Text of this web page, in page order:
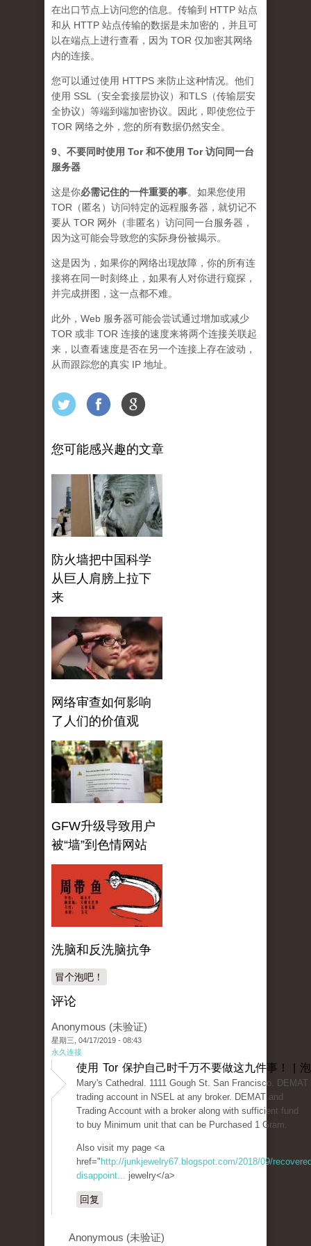
在出口节点上访问您的信息。传输到 HTTP 站点
和从 HTTP 站点传输的数据是未加密的，并且可
以在端点上进行查看，因为 TOR 仅加密其网络
内的连接。
您可以通过使用 HTTPS 来防止这种情况。他们
使用 SSL（安全套接层协议）和TLS（传输层安
全协议）等端到端加密协议。因此，即使您位于
TOR 网络之外，您的所有数据仍然安全。
9、不要同时使用 Tor 和不使用 Tor 访问同一台
服务器
这是你必需记住的一件重要的事。如果您使用
TOR（匿名）访问特定的远程服务器，就切记不
要从 TOR 网外（非匿名）访问同一台服务器，
因为这可能会导致您的实际身份被揭示。
这是因为，如果你的网络出现故障，你的所有连
接将在同一时刻终止，如果有人对你进行窥探，
并完成拼图，这一点都不难。
此外，Web 服务器可能会尝试通过增加或减少
TOR 或非 TOR 连接的速度来将两个连接关联起
来，以查看速度是否在另一个连接上存在波动，
从而跟踪您的真实 IP 地址。
您可能感兴趣的文章
防火墙把中国科学
从巨人肩膀上拉下
来
网络审查如何影响
了人们的价值观
GFW升级导致用户
被“墙”到色情网站
洗脑和反洗脑抗争
冒个泡吧！
评论
Anonymous (未验证)
星期三, 04/17/2019 - 08:43
永久连接
使用 Tor 保护自己时千万不要做这九件事！ |
Mary's Cathedral. 1111 Gough St. San Francisco. DEMAT
trading account in NSEL at any broker. DEMAT and
Trading Account with a broker along with sufficient fund
to buy Minimum unit that can be Purchased 1 Gram.
Also visit my page <a
href=" http://junkjewelry67.blogspot.com/2018/09/
disappoint... jewelry</a>
回复
Anonymous (未验证)